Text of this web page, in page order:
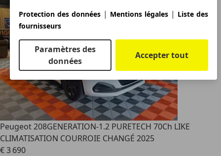
Peugeot 208GENERATION-1.2 PURETECH 70Ch LIKE
CLIMATISATION COURROIE CHANGÉ 2025
€ 3 690
Protection des données | Mentions légales | Liste des
fournisseurs
Paramètres des
données
Accepter tout